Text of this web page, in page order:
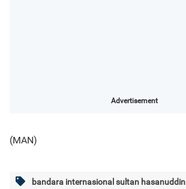
Advertisement
(MAN)
bandara internasional sultan hasanuddin